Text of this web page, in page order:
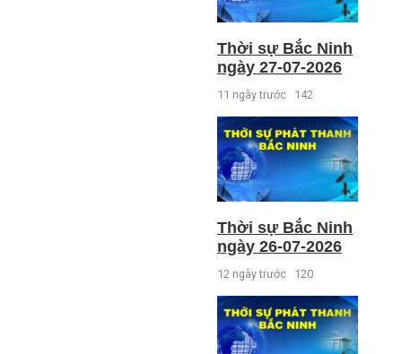
Thời sự Bắc Ninh
ngày 27-07-2026
11 ngày trước 142
Thời sự Bắc Ninh
ngày 26-07-2026
12 ngày trước 120